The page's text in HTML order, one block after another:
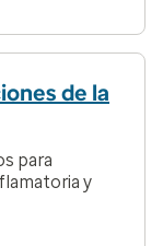
de la
para
y